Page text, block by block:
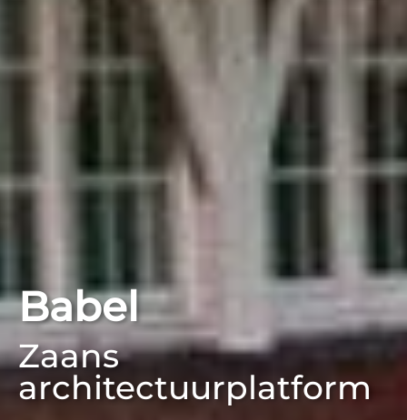
Babel
Zaans
architectuurplatform